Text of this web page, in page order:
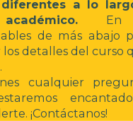
diferentes a lo
de más abajo
los detalles del curso
cualquier
¡Contáctanos!